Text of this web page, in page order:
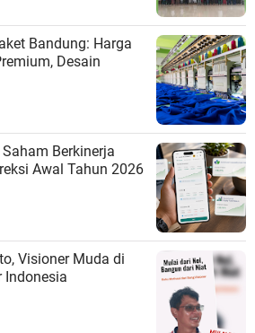
Bandung: Harga
Desain
Berkinerja
Awal Tahun 2026
Visioner Muda di
Indonesia